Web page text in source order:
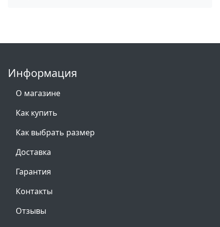
Информация
О магазине
Как купить
Как выбрать размер
Доставка
Гарантия
Контакты
Отзывы